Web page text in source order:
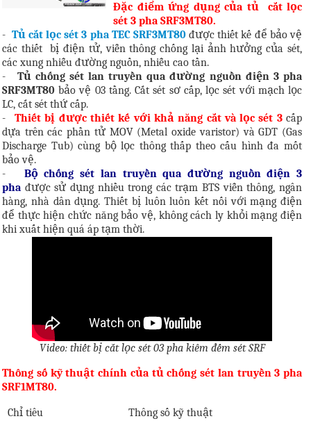
Đặc điểm ứng dụng của tủ cắt lọc
sét 3 pha SRF3MT80.
- Tủ cắt lọc sét 3 pha TEC SRF3MT80được thiết kế để bảo vệ
các thiếtbị điện tử, viễn thông chống lại ảnh hưởng của sét,
các xung nhiễu đường nguồn, nhiễu cao tần.
-
Tủ chống sét lan truyền qua đường nguồn điện 3 pha
SRF3MT80 bảo vệ 03 tầng. Cắt sét sơ cấp, lọc sét với mạch lọc
LC, cắt sét thứ cấp.
-
Thiết bị được thiết kế với khả năng cắt và lọc sét 3cấp
dựa trên các phần tử MOV (Metal oxide varistor) và GDT (Gas
Discharge Tub) cùng bộ lọc thông thấp theo cấu hình đa mốt
bảo vệ.
-
Bộ chống sét lan truyền qua đường nguồn điện 3
pha được sử dụng nhiều trong các trạm BTS viễn thông, ngân
hàng, nhà dân dụng. Thiết bị luôn luôn kết nối với mạng điện
để thực hiện chức năng bảo vệ, không cách ly khỏi mạng điện
khi xuất hiện quá áp tạm thời.
Video: thiết bị cắt lọc sét 03 pha kiêm đếm sét SRF
Thông số kỹ thuật chính của tủ chống sét lan truyền 3 pha
SRF1MT80.
Chỉ tiêu
Thông số kỹ thuật